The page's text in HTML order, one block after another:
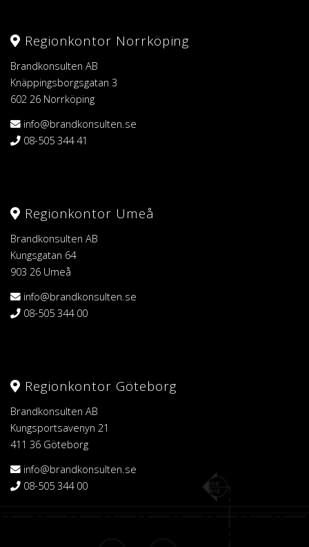
Regionkontor Norrköping
Brandkonsulten AB
Knäppingsborgsgatan 3
602 26 Norrköping
info@brandkonsulten.se
08-505 344 41
Regionkontor Umeå
Brandkonsulten AB
Kungsgatan 64
903 26 Umeå
info@brandkonsulten.se
08-505 344 00
Regionkontor Göteborg
Brandkonsulten AB
Kungsportsavenyn 21
411 36 Göteborg
info@brandkonsulten.se
08-505 344 00